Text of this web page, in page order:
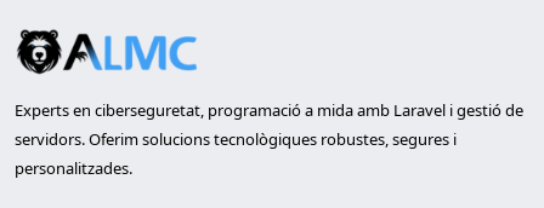
Experts en ciberseguretat, programació a mida amb Laravel i gestió de
servidors. Oferim solucions tecnològiques robustes, segures i
personalitzades.